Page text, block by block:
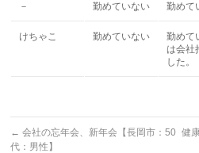
－ 勤めていない 勤めて
けちゃこ 勤めていない
勤めて
は会社
した。
← 会社の忘年会、新年会【長岡市：50
代：男性】
健